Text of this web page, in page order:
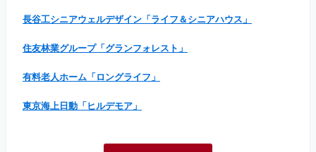
長谷工シニアウェルデザイン「ライフ＆シニアハウス」
住友林業グループ「グランフォレスト」
有料老人ホーム「ロングライフ」
東京海上日動「ヒルデモア」